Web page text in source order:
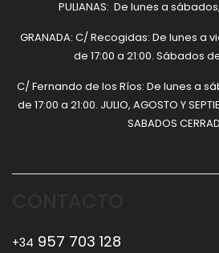
PULIANAS: De lunes a
GRANADA: C/ Recogidas: De lunes a
de 17:00 a 21:00. Sábados
C/ Fernando de los Ríos: De lunes a
de 17:00 a 21:00. JULIO, AGOSTO Y
SABADOS
+34 957 703 128